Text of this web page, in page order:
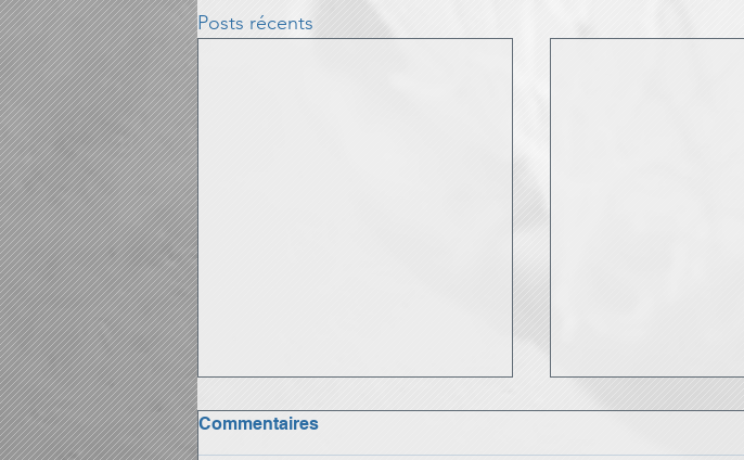
Posts récents
Commentaires